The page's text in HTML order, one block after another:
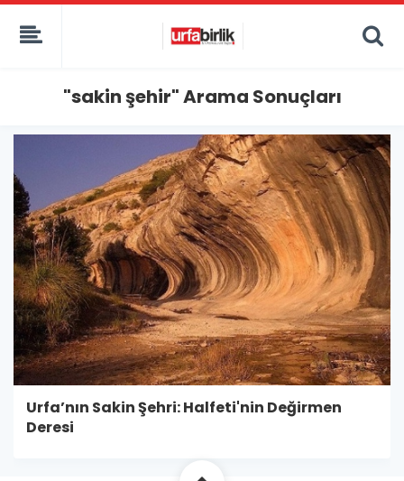
"sakin şehir" Arama Sonuçları
Urfa’nın Sakin Şehri: Halfeti'nin Değirmen
Deresi